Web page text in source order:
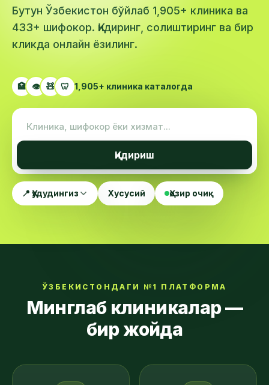
Бутун Ўзбекистон бўйлаб 1,905+ клиника ва
433+ шифокор. Қидиринг, солиштиринг ва бир
кликда онлайн ёзилинг.
🏥 👁️ 🧸 🦷 1,905+ клиника каталогда
Қидириш
📍 Ҳудудингиз Хусусий Ҳозир очиқ
ЎЗБЕКИСТОНДАГИ №1 ПЛАТФОРМА
Минглаб клиникалар —
бир жойда